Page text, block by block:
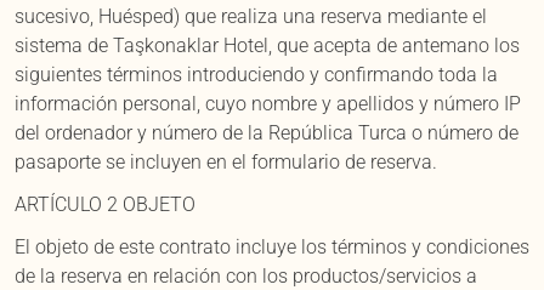
sucesivo, Huésped) que realiza una reserva mediante el
sistema de Taşkonaklar Hotel, que acepta de antemano los
siguientes términos introduciendo y confirmando toda la
información personal, cuyo nombre y apellidos y número IP
del ordenador y número de la República Turca o número de
pasaporte se incluyen en el formulario de reserva.
ARTÍCULO 2 OBJETO
El objeto de este contrato incluye los términos y condiciones
de la reserva en relación con los productos/servicios a